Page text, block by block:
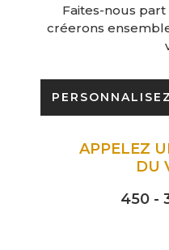
Faites-nous part
créerons
APPELEZ
DU
450 -